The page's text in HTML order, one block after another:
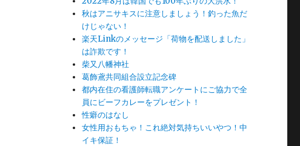
秋はアニサキスに注意しましょう！釣った魚だ
けじゃない！
楽天Linkのメッセージ「荷物を配送しました」
は詐欺です！
柴又八幡神社
葛飾鳶共同組合設立記念碑
都内在住の看護師転職アンケートにご協力で全
員にビーフカレーをプレゼント！
性癖のはなし
女性用おもちゃ！これ絶対気持ちいいやつ！中
イキ保証！